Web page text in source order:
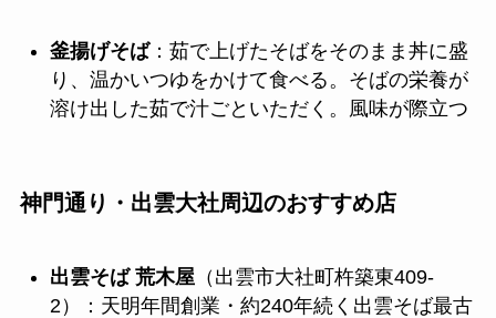
釜揚げそば：茹で上げたそばをそのまま丼に盛
り、温かいつゆをかけて食べる。そばの栄養が
溶け出した茹で汁ごといただく。風味が際立つ
神門通り・出雲大社周辺のおすすめ店
出雲そば 荒木屋 （出雲市大社町杵築東409-
2）：天明年間創業・約240年続く出雲そば最古